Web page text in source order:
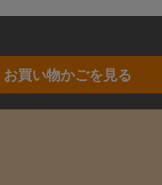
お買い物かごを見る